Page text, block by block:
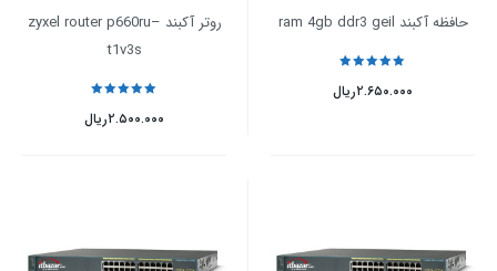
حافظه آکبند ram 4gb ddr3 geil
ریال۲.۶۵۰.۰۰۰
روتر آکبند zyxel router p660ru–
t1v3s
ریال۲.۵۰۰.۰۰۰